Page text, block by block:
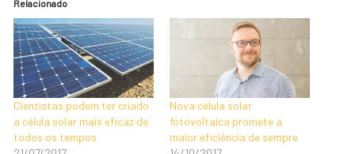
Relacionado
Cientistas podem ter criado
a célula solar mais eficaz de
todos os tempos
Nova célula solar
fotovoltaica promete a
maior eficiência de sempre